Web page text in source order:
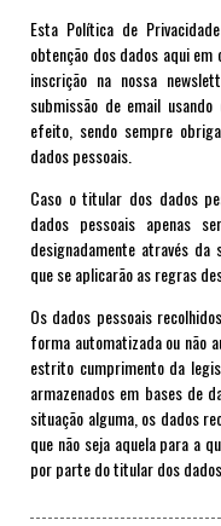
Esta Política de
obtenção dos dados aqui
inscrição na nossa
submissão de email
efeito, sendo sempre
dados pessoais.
Caso o titular dos dados
dados pessoais apenas
designadamente através
que se aplicarão as regras
Os dados pessoais
forma automatizada ou não
estrito cumprimento da
armazenados em bases de
situação alguma, os dados
que não seja aquela para a
por parte do titular dos dados.